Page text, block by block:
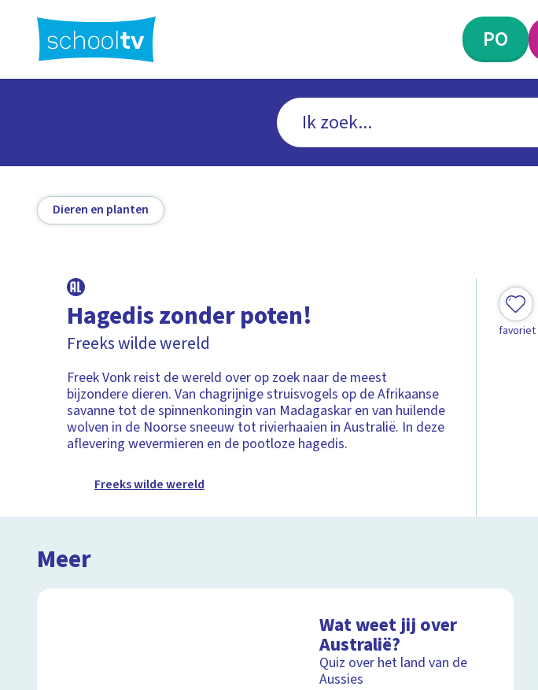
hoofdinhoud
PO
Dieren en planten
Hagedis zonder poten!
Freeks wilde wereld
Freek Vonk reist de wereld over op zoek naar de meest
bijzondere dieren. Van chagrijnige struisvogels op de Afrikaanse
savanne tot de spinnenkoningin van Madagaskar en van huilende
wolven in de Noorse sneeuw tot rivierhaaien in Australië. In deze
aflevering wevermieren en de pootloze hagedis.
Freeks wilde wereld
favoriet
Meer
Wat weet jij over
Australië?
Quiz over het land van de
Aussies